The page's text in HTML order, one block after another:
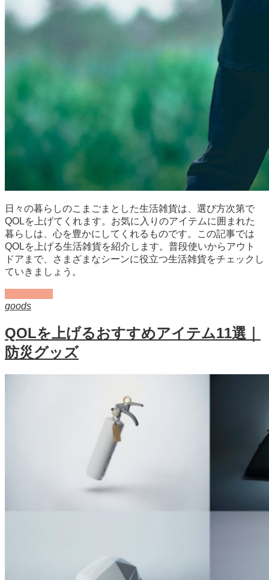
日々の暮らしのこまごまとした生活雑貨は、選び方次第で
QOLを上げてくれます。お気に入りのアイテムに囲まれた
暮らしは、心を豊かにしてくれるものです。この記事では
QOLを上げる生活雑貨を紹介します。普段使いからアウト
ドアまで、さまざまなシーンに役立つ生活雑貨をチェックし
ていきましょう。
goods
QOLを上げるおすすめアイテム11選｜
防災グッズ